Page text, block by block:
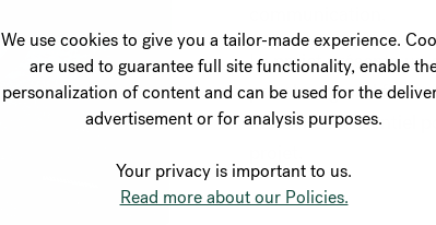
We use cookies to give you a tailor-made experience.
are used to guarantee full site functionality, enable
personalization of content and can be used for the
advertisement or for analysis purposes.
Your privacy is important to us.
Read more about our Policies.
Le projet présente un
pour leur grand
facteur est essentiel